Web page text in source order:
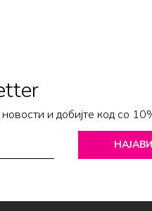
и добијте код со